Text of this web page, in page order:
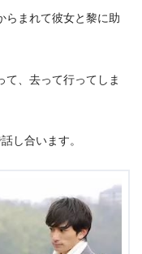
らまれて彼女と黎に助
て、去って行ってしま
し合います。